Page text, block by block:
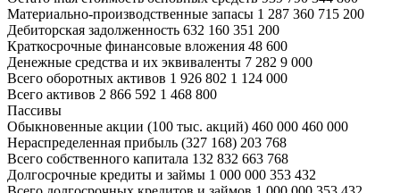
Материально-производственные запасы 1 287 360 715 200
Дебиторская задолженность 632 160 351 200
Краткосрочные финансовые вложения 48 600
Денежные средства и их эквиваленты 7 282 9 000
Всего оборотных активов 1 926 802 1 124 000
Всего активов 2 866 592 1 468 800
Пассивы
Обыкновенные акции (100 тыс. акций) 460 000 460 000
Нераспределенная прибыль (327 168) 203 768
Всего собственного капитала 132 832 663 768
Долгосрочные кредиты и займы 1 000 000 353 432